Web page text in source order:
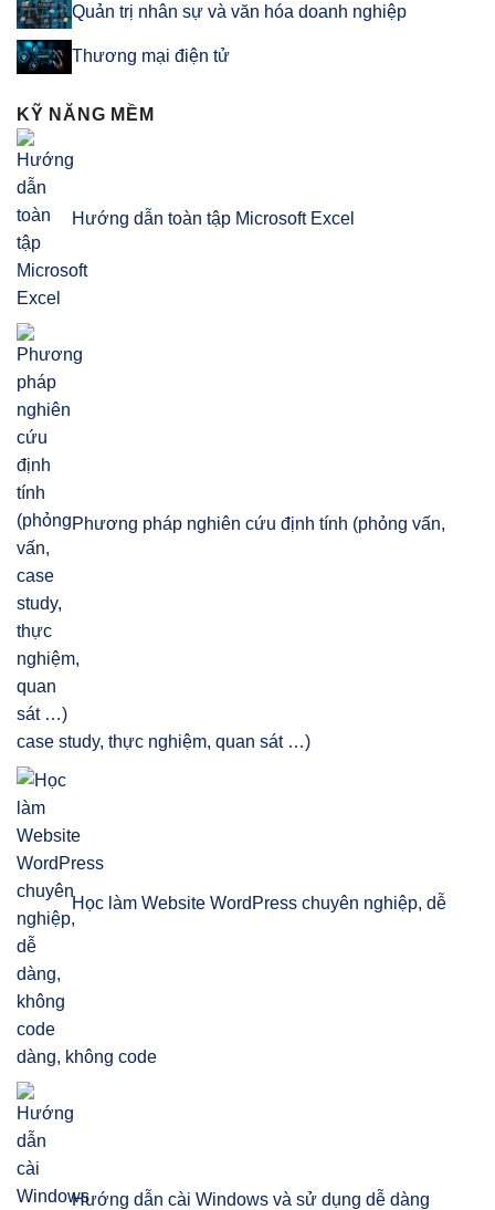
Quản trị nhân sự và văn hóa doanh nghiệp
Thương mại điện tử
KỸ NĂNG MỀM
Hướng dẫn toàn tập Microsoft Excel
Phương pháp nghiên cứu định tính (phỏng vấn,
case study, thực nghiệm, quan sát …)
Học làm Website WordPress chuyên nghiệp, dễ
dàng, không code
Hướng dẫn cài Windows và sử dụng dễ dàng